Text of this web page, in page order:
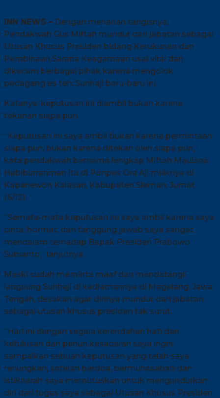
INN NEWS – Dengan menahan tangisnya,
Pendakwah Gus Miftah mundur dari jabatan sebagai
Utusan Khusus Presiden bidang Kerukunan dan
Pembinaan Sarana Keagamaan usai viral dan
dikecam berbagai pihak karena mengolok
pedagang es teh, Sunhaji baru-baru ini.
Katanya, keputusan ini diambil bukan karena
tekanan siapa pun.
“Keputusan ini saya ambil bukan karena permintaan
siapa pun, bukan karena ditekan oleh siapa pun,”
kata pendakwah bernama lengkap Miftah Maulana
Habiburrahman itu di Ponpes Ora Aji miliknya di
Kapanewon Kalasan, Kabupaten Sleman, Jumat
(6/12).
“Semata-mata keputusan ini saya ambil karena saya
cinta, hormat, dan tanggung jawab saya sangat
mendalam terhadap Bapak Presiden Prabowo
Subianto,” lanjutnya.
Meski sudah meminta maaf dan mendatangi
langsung Sunhaji di kediamannya di Magelang, Jawa
Tengah, desakan agar dirinya mundur dari jabatan
sebagai utusan khusus presiden tak surut.
“Hari ini dengan segala kerendahan hati dan
ketulusan dan penuh kesadaran saya ingin
sampaikan sebuah keputusan yang telah saya
renungkan, setelah berdoa, bermuhasabah dan
istikharah saya memutuskan untuk mengundurkan
diri dari tugas saya sebagai Utusan Khusus Presiden